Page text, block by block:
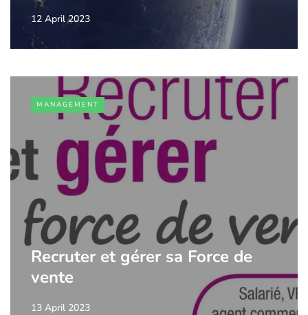
12 April 2023
MANAGEMENT
Recruter et gérer sa Force de
vente
13 April 2023